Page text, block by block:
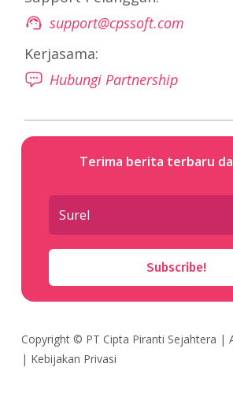
support@cpssoft.com
Kerjasama:
Hubungi Partnership
Terima berita terbaru
Subscribe!
Copyright © PT Cipta Piranti Sejahtera |
| Kebijakan Privasi